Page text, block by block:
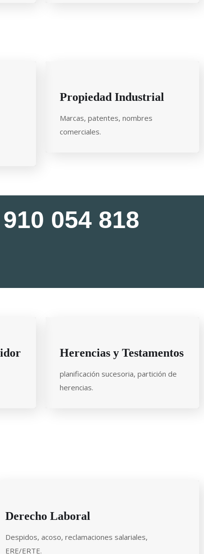
Propiedad Industrial
Marcas, patentes, nombres
comerciales.
910 054 818
Herencias y Testamentos
planificación sucesoria, partición de
herencias.
Derecho Laboral
Despidos, acoso, reclamaciones salariales,
ERE/ERTE.